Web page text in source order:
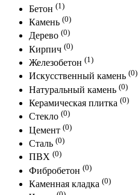
Бетон (1)
Камень (0)
Дерево (0)
Кирпич (0)
Железобетон (1)
Искусственный камень (0)
Натуральный камень (0)
Керамическая плитка (0)
Стекло (0)
Цемент (0)
Сталь (0)
ПВХ (0)
Фибробетон (0)
Каменная кладка (0)